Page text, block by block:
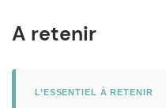
A retenir
L’ESSENTIEL À RETENIR